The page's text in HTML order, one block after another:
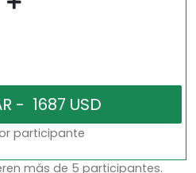
participante
más de 5 participantes.